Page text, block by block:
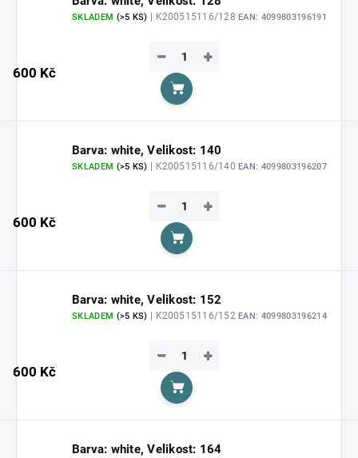
SKLADEM (>5 KS) | K200515116/128EAN: 4099803196191
600 Kč
+
−
Do košíku
Barva: white, Velikost: 140
SKLADEM (>5 KS) | K200515116/140EAN: 4099803196207
600 Kč
+
−
Do košíku
Barva: white, Velikost: 152
SKLADEM (>5 KS) | K200515116/152EAN: 4099803196214
600 Kč
+
−
Do košíku
Barva: white, Velikost: 164